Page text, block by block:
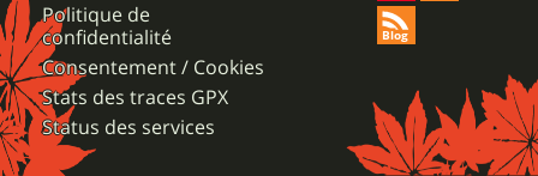
Politique de
confidentialité
Consentement / Cookies
Stats des traces GPX
Status des services